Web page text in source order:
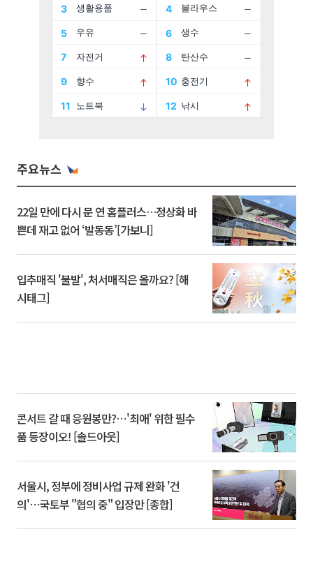
주요뉴스
22일 만에 다시 문 연 홈플러스…정상화 바
쁜데 재고 없어 ‘발동동’[가보니]
입추매직 '불발', 처서매직은 올까요? [해
시태그]
콘서트 갈 때 응원봉만?⋯'최애' 위한 필수
품 등장이오! [솔드아웃]
서울시, 정부에 정비사업 규제 완화 '건
의'⋯국토부 "협의 중" 입장만 [종합]